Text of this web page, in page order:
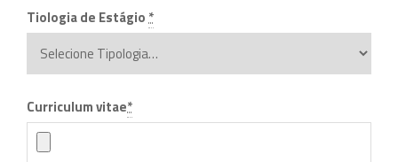
Tiologia de Estágio*
Curriculum vitae*